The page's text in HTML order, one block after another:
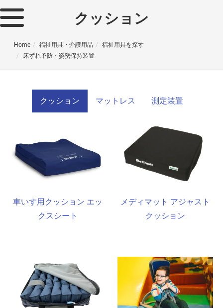
クッション
Home 福祉用具・介護用品
福祉用具を探す
床ずれ予防・姿勢保持装置
クッション マットレス 測定装置
車いす用クッション エッ
クスシート
メディマット アジャスト
クッション